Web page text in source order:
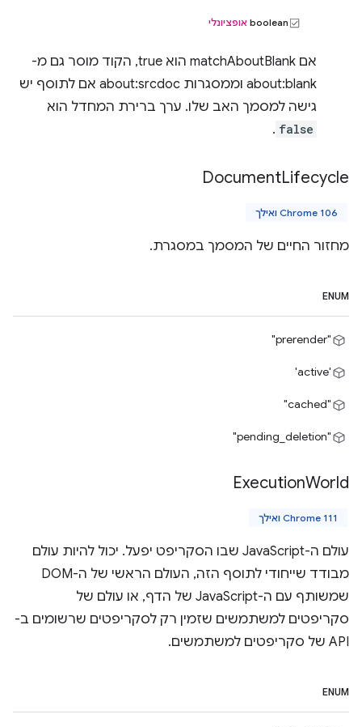
‫boolean אופציונלי
אם matchAboutBlank הוא true, הקוד מוסר גם מ-
about:blank וממסגרות about:srcdoc אם לתוסף יש
גישה למסמך האב שלו. ערך ברירת המחדל הוא
false
.
DocumentLifecycle
Chrome 106 ואילך
מחזור החיים של המסמך במסגרת.
ENUM
"prerender"
'active'
"cached"
"pending_deletion"
ExecutionWorld
Chrome 111 ואילך
עולם ה-JavaScript שבו הסקריפט יפעל. יכול להיות עולם
מבודד שייחודי לתוסף הזה, העולם הראשי של ה-DOM
שמשותף עם ה-JavaScript של הדף, או עולם של
סקריפטים למשתמשים שזמין רק לסקריפטים שרשומים ב-
API של סקריפטים למשתמשים.
ENUM